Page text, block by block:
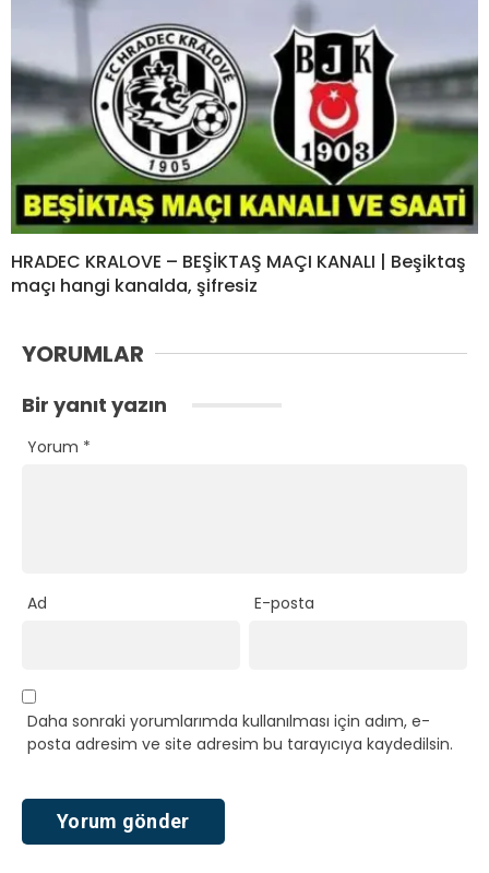
HRADEC KRALOVE – BEŞİKTAŞ MAÇI KANALI | Beşiktaş
maçı hangi kanalda, şifresiz
YORUMLAR
Bir yanıt yazın
Yorum *
Ad E-posta
Daha sonraki yorumlarımda kullanılması için adım, e-
posta adresim ve site adresim bu tarayıcıya kaydedilsin.